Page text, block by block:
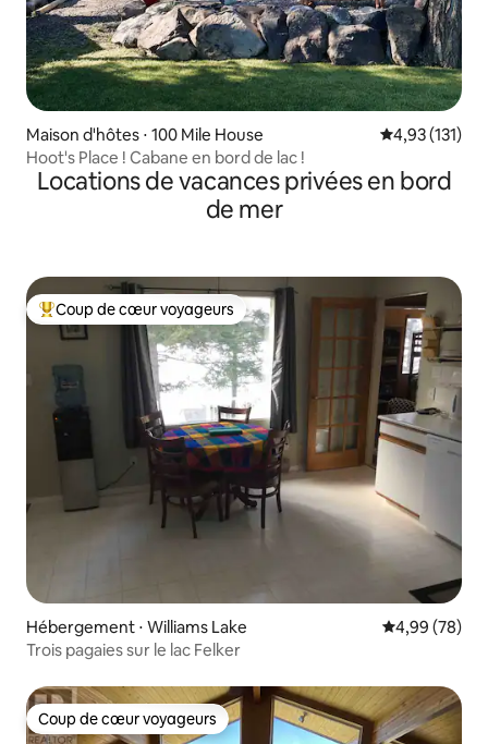
Maison d'hôtes ⋅ 100 Mile House Évaluation
4,93 (131)
Hoot's Place ! Cabane en bord de lac !
Locations de vacances privées en bord
de mer
Coups de cœur voyageurs les plus appréciés
Coup de cœur voyageurs
Hébergement ⋅ Williams Lake Évaluation
4,99 (78)
Trois pagaies sur le lac Felker
Coup de cœur voyageurs
Coup de cœur voyageurs